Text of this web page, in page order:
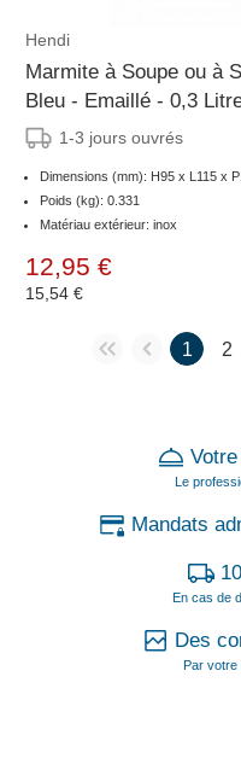
Hendi
Marmite à Soupe ou à
Bleu - Emaillé - 0,3
1-3 jours ouvrés
Dimensions (mm): H95 x L115 x
Poids (kg): 0.331
Matériau extérieur: inox
12,95 €
15,54 €
1 2
Le
Mandats
En cas de
Des
Par votre